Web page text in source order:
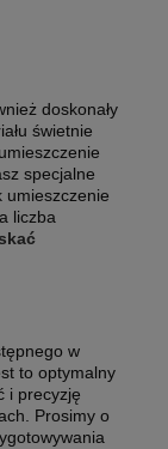
doskonały
świetnie
specjalne
umieszczenie
liczba
w
to optymalny
i precyzję
Prosimy o